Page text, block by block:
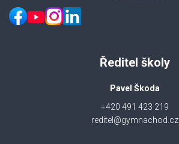
Ředitel školy
Pavel Škoda
+420 491 423 219
reditel@gymnachod.cz